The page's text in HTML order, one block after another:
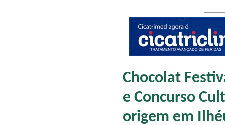
Chocolat
e Concurso
origem em